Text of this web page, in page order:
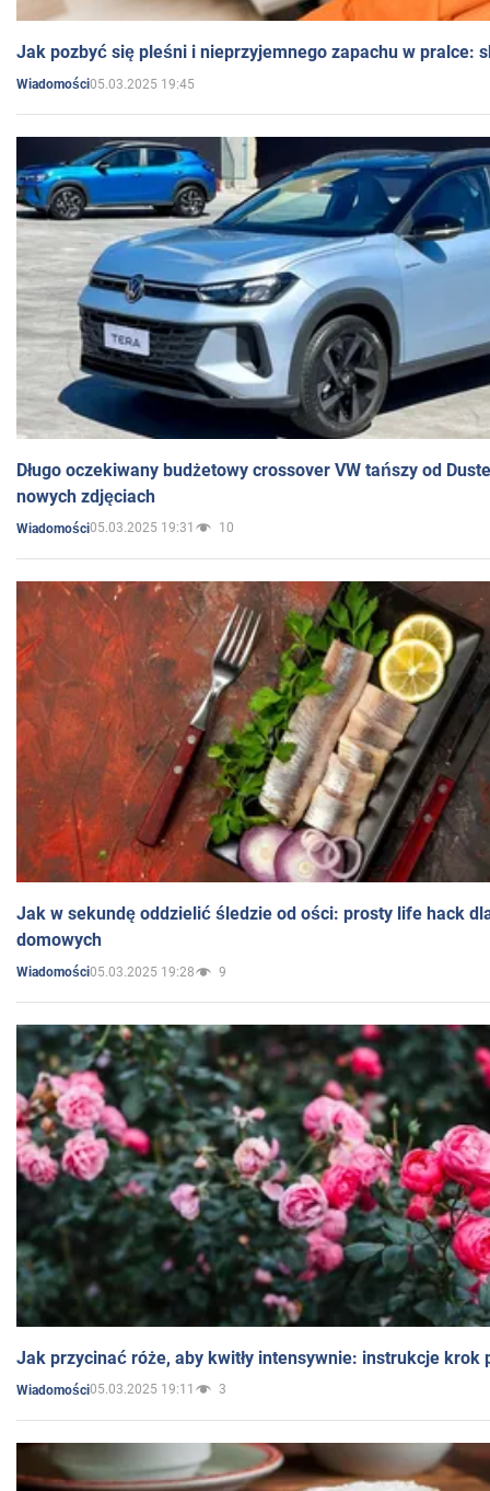
Jak pozbyć się pleśni i nieprzyjemnego zapachu w pralce:
Wiadomości05.03.2025 19:45
Długo oczekiwany budżetowy crossover VW tańszy od
nowych zdjęciach
Wiadomości05.03.2025 19:31 10
Jak w sekundę oddzielić śledzie od ości: prosty life hack
domowych
Wiadomości05.03.2025 19:28 9
Jak przycinać róże, aby kwitły intensywnie: instrukcje krok
Wiadomości05.03.2025 19:11 3